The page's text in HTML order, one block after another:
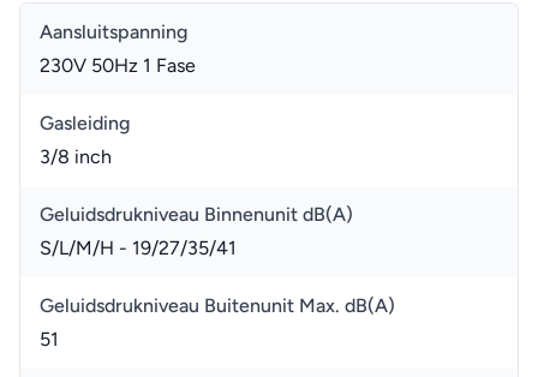
Aansluitspanning
230V 50Hz 1 Fase
Gasleiding
3/8 inch
Geluidsdrukniveau Binnenunit dB(A)
S/L/M/H - 19/27/35/41
Geluidsdrukniveau Buitenunit Max. dB(A)
51